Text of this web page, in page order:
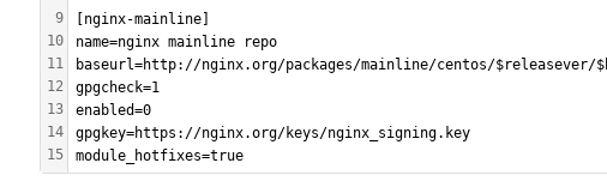
9
10
11
12
13
14
15
[nginx-mainline]
name=nginx mainline repo
baseurl=http://nginx.org/packages/mainline/centos/$releasever/
gpgcheck=1
enabled=0
gpgkey=https://nginx.org/keys/nginx_signing.key
module_hotfixes=true